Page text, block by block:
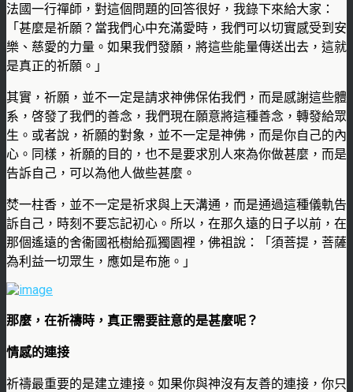
法國一行禪師，對這個問題的回答很好，我錄下來給大家：
「甚麼是祈願？當我們心中充滿愛時，我們可以切實感受到安
樂、慈愛的力量。如果我們發願，將這些能量傳送出去，這就
是真正的祈願。」
其實，祈願，並不一定是請求神佛保佑我們，而是感謝這些體
系，啓發了我們的善念，我們現在願意將這種善念，轉發給眾
生。或者說，祈願的對象，並不一定是神佛，而是你自己的內
心。同樣，祈願的目的，也不是要求別人來為你做甚麼，而是
告訴自己，可以為他人做些甚麼。
焚一柱香，並不一定是祈求與上天溝通，而是通過這種儀軌告
訴自己，時刻不要忘記初心。所以，在那久遠的日子以前，在
那個遙遠的舍衞國祇樹給孤獨園裡，佛祖說：「須菩提，菩薩
為利益一切眾生，應如是布施。」
那麼，在祈禱時，真正需要註意的是甚麼呢？
情感的連接
祈禱最重要的是建立連接。如果你與神沒有友善的連接，你只